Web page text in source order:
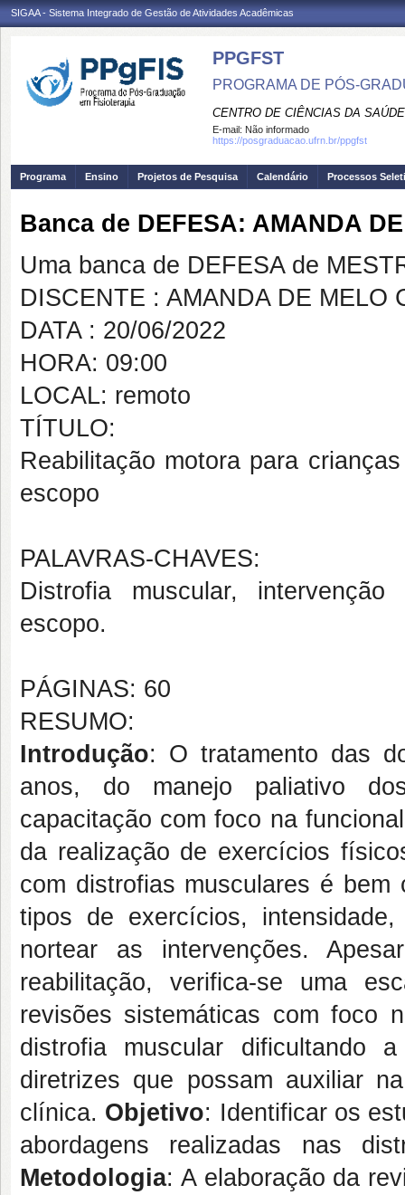
SIGAA - Sistema Integrado de Gestão de Atividades Acadêmicas
PPGFST
PROGRAMA DE PÓS-
CENTRO DE CIÊNCIAS DA SAÚDE
E-mail: Não informado
https://posgraduacao.ufrn.br/ppgfst
Programa Ensino Projetos de Pesquisa Calendário Processos
Banca de DEFESA: AMANDA
Uma banca de DEFESA de
DISCENTE : AMANDA DE MELO
DATA : 20/06/2022
HORA: 09:00
LOCAL: remoto
TÍTULO:
Reabilitação motora para
escopo
PALAVRAS-CHAVES:
Distrofia muscular,
escopo.
PÁGINAS: 60
RESUMO:
Introdução: O tratamento das
anos, do manejo paliativo
capacitação com foco na
da realização de exercícios
com distrofias musculares é
tipos de exercícios,
nortear as intervenções.
reabilitação, verifica-se uma
revisões sistemáticas com foco
distrofia muscular dificultando
diretrizes que possam auxiliar
clínica. Objetivo: Identificar os
abordagens realizadas nas
Metodologia: A elaboração da